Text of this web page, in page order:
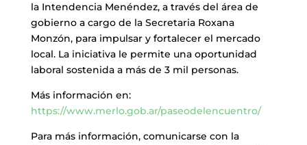
la Intendencia Menéndez, a través del área de
gobierno a cargo de la Secretaria Roxana
Monzón, para impulsar y fortalecer el mercado
local. La iniciativa le permite una oportunidad
laboral sostenida a más de 3 mil personas.
Más información en:
https://www.merlo.gob.ar/paseodelencuentro/
Para más información, comunicarse con la